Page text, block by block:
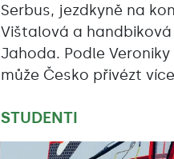
Serbus, jezdkyně na
Vištalová a
Jahoda. Podle Veroniky
může Česko přivézt
STUDENTI